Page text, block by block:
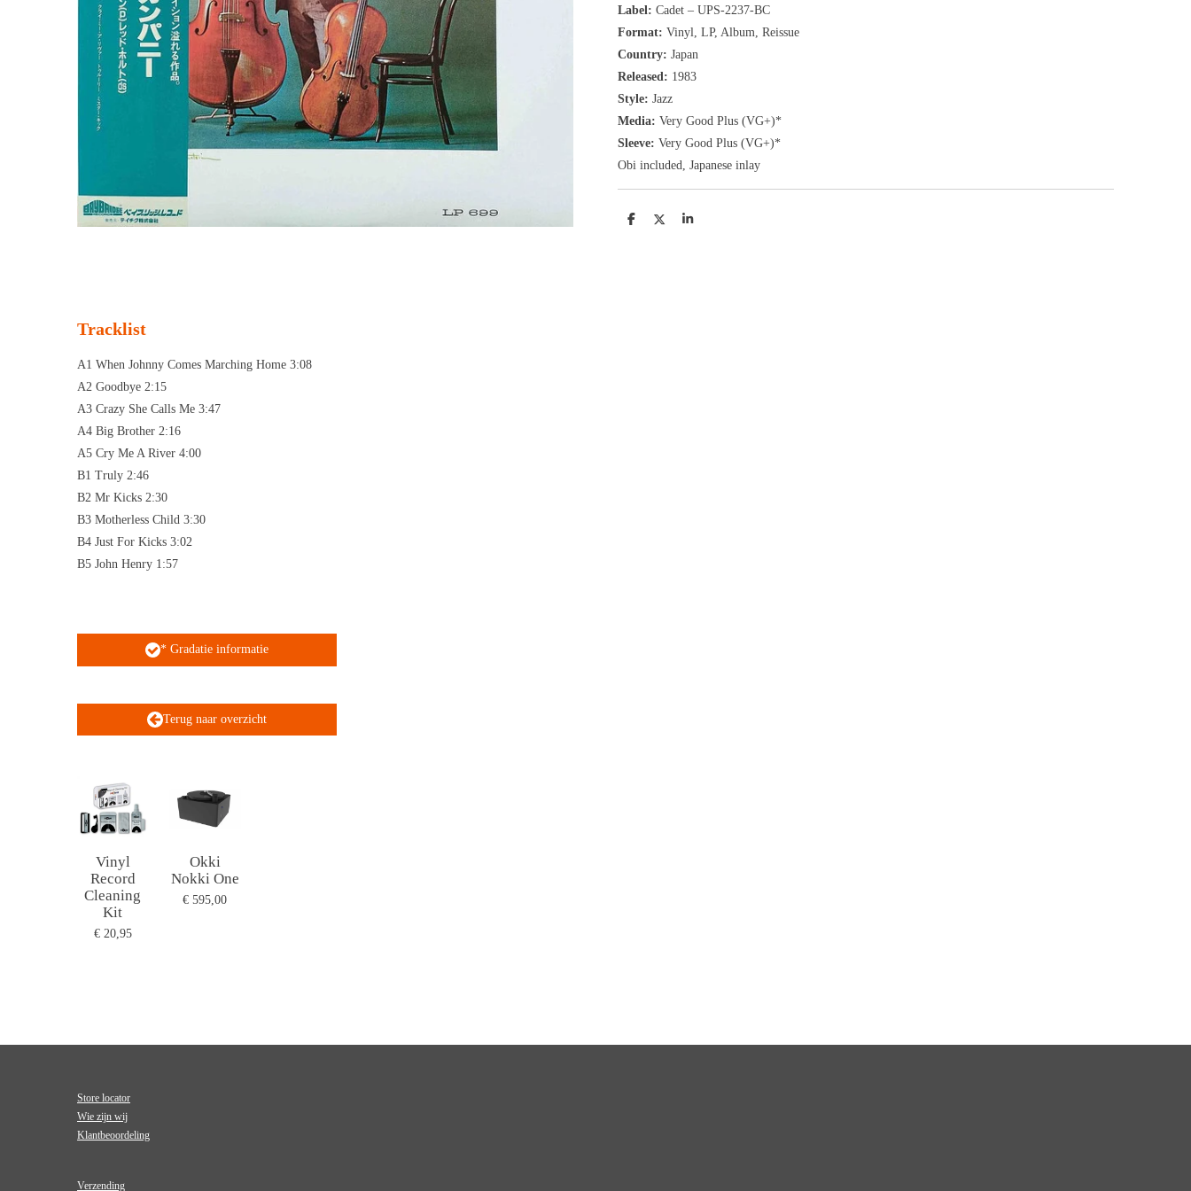
Label: Cadet ‎– UPS-2237-BC
Format: Vinyl, LP, Album, Reissue
Country: Japan
Released: 1983
Style: Jazz
Media: Very Good Plus (VG+)*
Sleeve: Very Good Plus (VG+)*
Obi included, Japanese inlay
D
D
S
Tracklist
A1 When Johnny Comes Marching Home 3:08
A2 Goodbye 2:15
A3 Crazy She Calls Me 3:47
A4 Big Brother 2:16
A5 Cry Me A River 4:00
B1 Truly 2:46
B2 Mr Kicks 2:30
B3 Motherless Child 3:30
B4 Just For Kicks 3:02
B5 John Henry 1:57
* Gradatie informatie
Terug naar overzicht
Vinyl
Record
Cleaning
Kit
€ 20,95
Okki
Nokki One
€ 595,00
Store locator
Wie zijn wij
Klantbeoordeling
Verzending